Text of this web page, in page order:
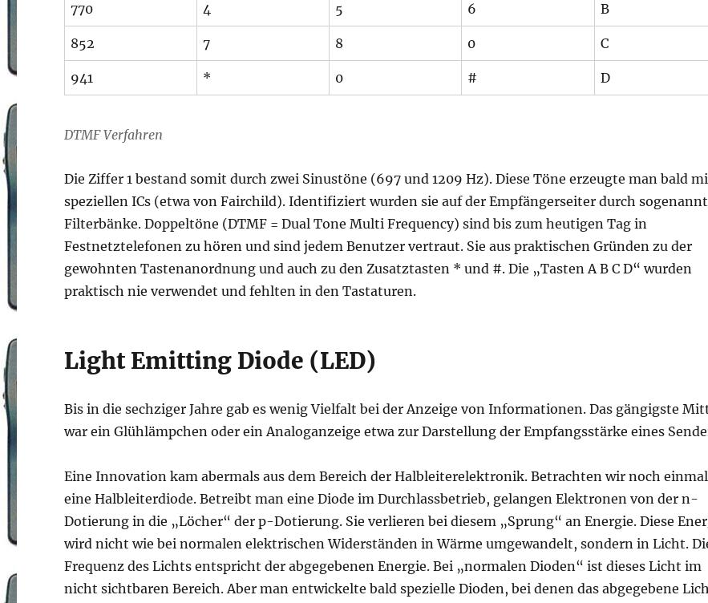
770 4 5 6 B
852 7 8 0 C
941 * 0 # D
DTMF Verfahren
Die Ziffer 1 bestand somit durch zwei Sinustöne (697 und 1209 Hz). Diese Töne erzeugte man bald
speziellen ICs (etwa von Fairchild). Identifiziert wurden sie auf der Empfängerseiter durch
Filterbänke. Doppeltöne (DTMF = Dual Tone Multi Frequency) sind bis zum heutigen Tag in
Festnetztelefonen zu hören und sind jedem Benutzer vertraut. Sie aus praktischen Gründen zu der
gewohnten Tastenanordnung und auch zu den Zusatztasten * und #. Die „Tasten A B C D“ wurden
praktisch nie verwendet und fehlten in den Tastaturen.
Light Emitting Diode (LED)
Bis in die sechziger Jahre gab es wenig Vielfalt bei der Anzeige von Informationen. Das gängigste
war ein Glühlämpchen oder ein Analoganzeige etwa zur Darstellung der Empfangsstärke eines
Eine Innovation kam abermals aus dem Bereich der Halbleiterelektronik. Betrachten wir noch einmal
eine Halbleiterdiode. Betreibt man eine Diode im Durchlassbetrieb, gelangen Elektronen von der n-
Dotierung in die „Löcher“ der p-Dotierung. Sie verlieren bei diesem „Sprung“ an Energie. Diese
wird nicht wie bei normalen elektrischen Widerständen in Wärme umgewandelt, sondern in Licht.
Frequenz des Lichts entspricht der abgegebenen Energie. Bei „normalen Dioden“ ist dieses Licht im
nicht sichtbaren Bereich. Aber man entwickelte bald spezielle Dioden, bei denen das abgegebene